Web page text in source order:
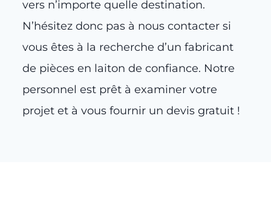
vers n’importe quelle destination.
N’hésitez donc pas à nous contacter si
vous êtes à la recherche d’un fabricant
de pièces en laiton de confiance. Notre
personnel est prêt à examiner votre
projet et à vous fournir un devis gratuit !